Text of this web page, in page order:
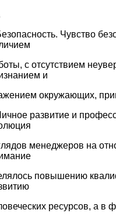
Чувство
с отсутствием
и
окружающих,
развитие и
менеджеров на
повышению
ресурсов, а в